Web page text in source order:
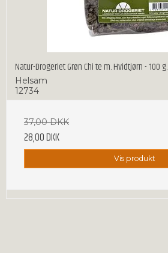
Natur-Drogeriet Grøn Chi te m. Hvidtjørn - 100 g.
Helsam
12734
37,00 DKK
28,00 DKK
Vis produkt